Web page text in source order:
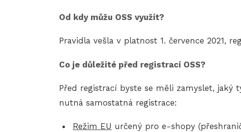
Od kdy můžu OSS využít?
Pravidla vešla v platnost 1. července 2021,
Co je důležité před registrací OSS?
Před registrací byste se měli zamyslet,
nutná samostatná registrace:
Režim EU určený pro e-shopy